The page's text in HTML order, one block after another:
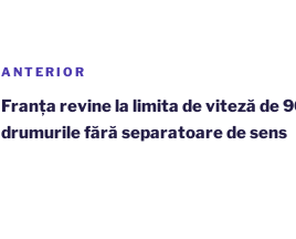
Navigare
în
articole
Articolul
anterior
ANTERIOR
Franța revine la limita de viteză de
drumurile fără separatoare de sens